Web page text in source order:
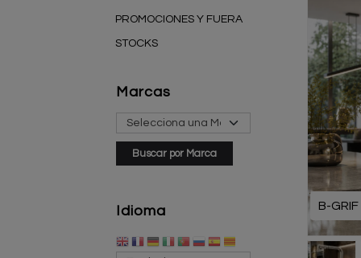
PROMOCIONES Y FUERA
STOCKS
Marcas
Idioma B-GRIF